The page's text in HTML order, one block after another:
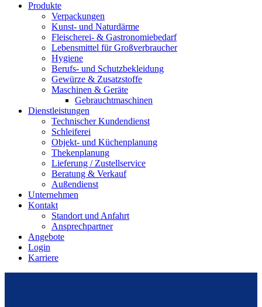
Produkte
Verpackungen
Kunst- und Naturdärme
Fleischerei- & Gastronomiebedarf
Lebensmittel für Großverbraucher
Hygiene
Berufs- und Schutzbekleidung
Gewürze & Zusatzstoffe
Maschinen & Geräte
Gebrauchtmaschinen
Dienstleistungen
Technischer Kundendienst
Schleiferei
Objekt- und Küchenplanung
Thekenplanung
Lieferung / Zustellservice
Beratung & Verkauf
Außendienst
Unternehmen
Kontakt
Standort und Anfahrt
Ansprechpartner
Angebote
Login
Karriere